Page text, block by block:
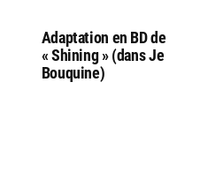
Adaptation en BD de
« Shining » (dans Je
Bouquine)